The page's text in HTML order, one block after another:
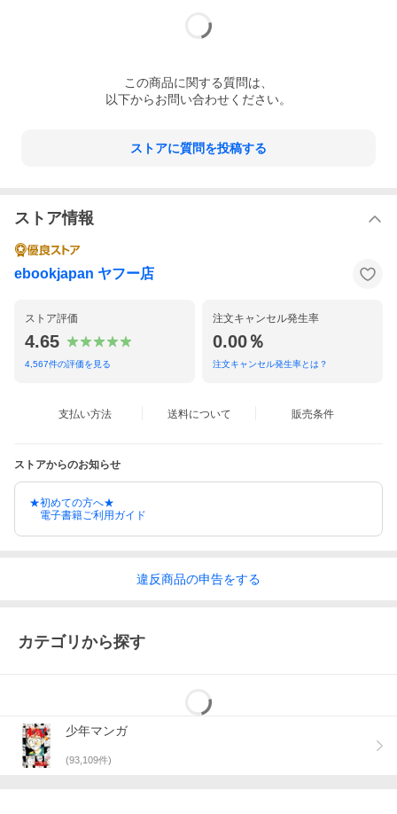
この商品に関する質問は、
以下からお問い合わせください。
ストアに質問を投稿する
ストア情報
ebookjapan ヤフー店
ストア評価
4.65
4,567件の評価を見る
注文キャンセル発生率
0.00％
注文キャンセル発生率とは？
支払い方法 送料について 販売条件
ストアからのお知らせ
★初めての方へ★
電子書籍ご利用ガイド
違反商品の申告をする
カテゴリから探す
少年マンガ
(93,109件)